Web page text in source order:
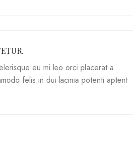
eu mi leo orci placerat a
felis in dui lacinia potenti aptent